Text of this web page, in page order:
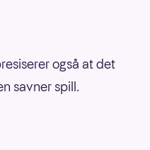
også at det
savner spill.